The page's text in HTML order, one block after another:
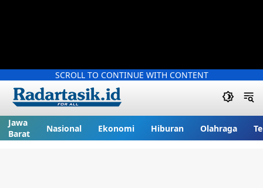
SCROLL TO CONTINUE WITH CONTENT
Jawa
Barat
Nasional Ekonomi Hiburan Olahraga